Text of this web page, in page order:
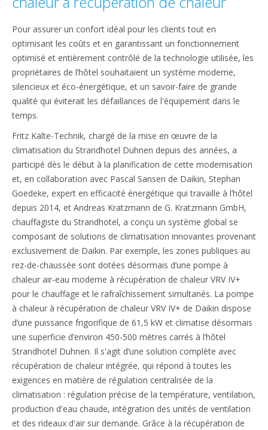
Pour assurer un confort idéal pour les clients tout en
optimisant les coûts et en garantissant un fonctionnement
optimisé et entièrement contrôlé de la technologie utilisée, les
propriétaires de l’hôtel souhaitaient un système moderne,
silencieux et éco-énergétique, et un savoir-faire de grande
qualité qui éviterait les défaillances de l'équipement dans le
temps.
Fritz Kälte-Technik, chargé de la mise en œuvre de la
climatisation du Strandhotel Duhnen depuis des années, a
participé dès le début à la planification de cette modernisation
et, en collaboration avec Pascal Sansen de Daikin, Stephan
Goedeke, expert en efficacité énergétique qui travaille à l’hôtel
depuis 2014, et Andreas Kratzmann de G. Kratzmann GmbH,
chauffagiste du Strandhotel, a conçu un système global se
composant de solutions de climatisation innovantes provenant
exclusivement de Daikin. Par exemple, les zones publiques au
rez-de-chaussée sont dotées désormais d’une pompe à
chaleur air-eau moderne à récupération de chaleur VRV IV+
pour le chauffage et le rafraîchissement simultanés. La pompe
à chaleur à récupération de chaleur VRV IV+ de Daikin dispose
d’une puissance frigorifique de 61,5 kW et climatise désormais
une superficie d’environ 450-500 mètres carrés à l’hôtel
Strandhotel Duhnen. Il s'agit d’une solution complète avec
récupération de chaleur intégrée, qui répond à toutes les
exigences en matière de régulation centralisée de la
climatisation : régulation précise de la température, ventilation,
production d'eau chaude, intégration des unités de ventilation
et des rideaux d'air sur demande. Grâce à la récupération de